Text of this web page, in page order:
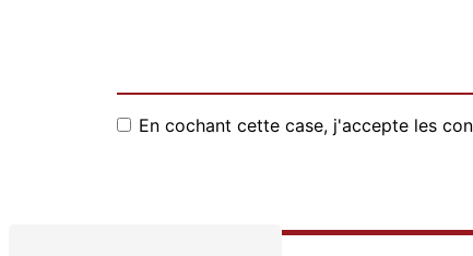
En cochant cette case, j'accepte les